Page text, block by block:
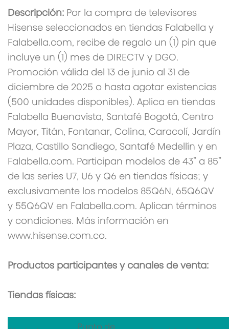
Descripción: Por la compra de televisores
Hisense seleccionados en tiendas Falabella y
Falabella.com, recibe de regalo un (1) pin que
incluye un (1) mes de DIRECTV y DGO.
Promoción válida del 13 de junio al 31 de
diciembre de 2025 o hasta agotar existencias
(500 unidades disponibles). Aplica en tiendas
Falabella Buenavista, Santafé Bogotá, Centro
Mayor, Titán, Fontanar, Colina, Caracolí, Jardín
Plaza, Castillo Sandiego, Santafé Medellín y en
Falabella.com. Participan modelos de 43” a 85”
de las series U7, U6 y Q6 en tiendas físicas; y
exclusivamente los modelos 85Q6N, 65Q6QV
y 55Q6QV en Falabella.com. Aplican términos
y condiciones. Más información en
www.hisense.com.co.
Productos participantes y canales de venta:
Tiendas físicas:
Punto de